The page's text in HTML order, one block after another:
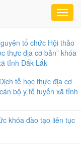
tổ chức Hội thảo
thực địa cơ bản” khóa
tỉnh Đắk Lắk
tễ học thực địa cơ
bộ y tế tuyến xã tỉnh
khóa đào tạo liên tục